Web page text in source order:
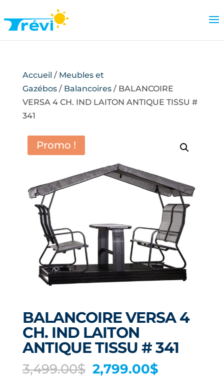
Accueil / Meubles et
Gazébos/ Balancoires/ BALANCOIRE
VERSA 4 CH. IND LAITON ANTIQUE TISSU #
341
Promo !
BALANCOIRE VERSA 4
CH. IND LAITON
ANTIQUE TISSU # 341
3,499.00$ Le
2,799.00$Le